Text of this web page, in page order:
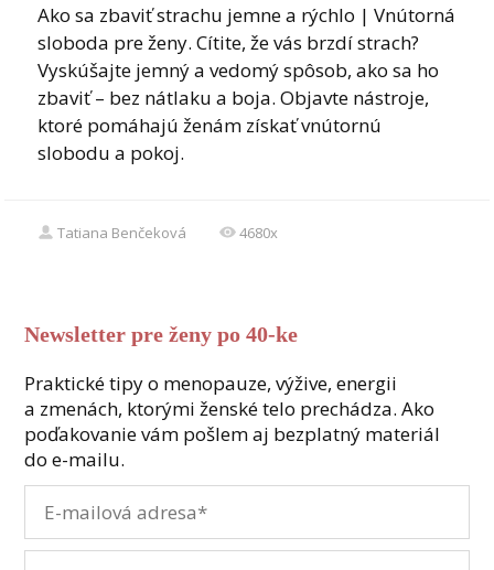
Ako sa zbaviť strachu jemne a rýchlo | Vnútorná
sloboda pre ženy. Cítite, že vás brzdí strach?
Vyskúšajte jemný a vedomý spôsob, ako sa ho
zbaviť – bez nátlaku a boja. Objavte nástroje,
ktoré pomáhajú ženám získať vnútornú
slobodu a pokoj.
Tatiana Benčeková 4680x
Newsletter pre ženy po 40-ke
Praktické tipy o menopauze, výžive, energii
a zmenách, ktorými ženské telo prechádza. Ako
poďakovanie vám pošlem aj bezplatný materiál
do e-mailu.